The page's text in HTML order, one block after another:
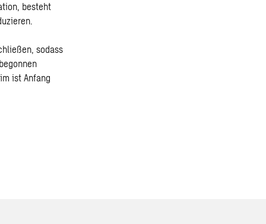
besteht
sodass
ist Anfang